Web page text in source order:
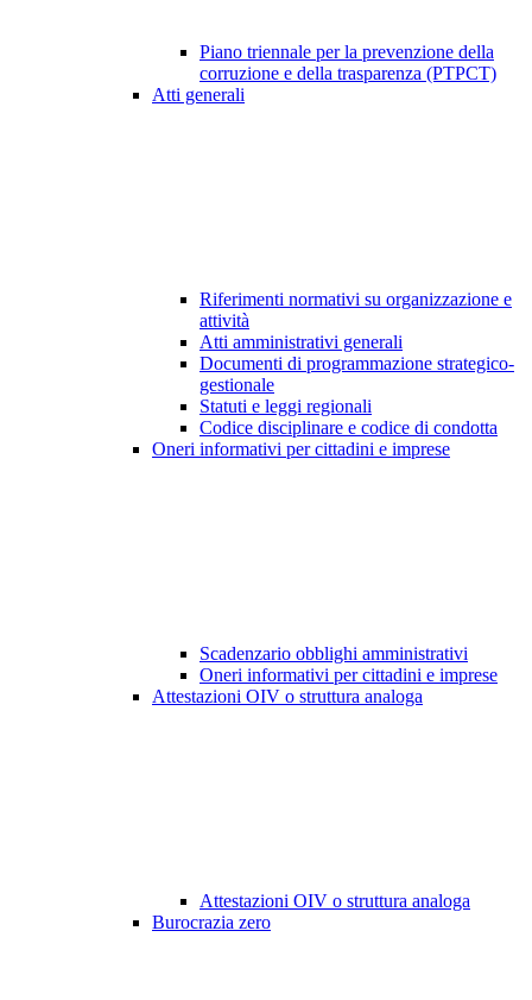
Piano triennale per la prevenzione della
corruzione e della trasparenza (PTPCT)
Atti generali
Riferimenti normativi su organizzazione e
attività
Atti amministrativi generali
Documenti di programmazione strategico-
gestionale
Statuti e leggi regionali
Codice disciplinare e codice di condotta
Oneri informativi per cittadini e imprese
Scadenzario obblighi amministrativi
Oneri informativi per cittadini e imprese
Attestazioni OIV o struttura analoga
Attestazioni OIV o struttura analoga
Burocrazia zero